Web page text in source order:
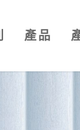
產品